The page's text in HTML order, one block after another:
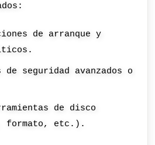
de arranque y
seguridad avanzados o
de disco
formato, etc.).